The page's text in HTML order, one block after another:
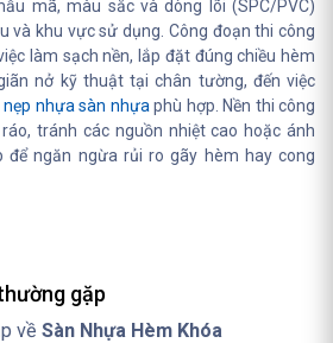
mã, màu sắc và dòng lõi (SPC/PVC)
và khu vực sử dụng. Công đoạn thi công
làm sạch nền, lắp đặt đúng chiều hèm
nở kỹ thuật tại chân tường, đến việc
nẹp nhựa sàn nhựa phù hợp. Nền thi công
tránh các nguồn nhiệt cao hoặc ánh
để ngăn ngừa rủi ro gãy hèm hay cong
gặp
về Sàn Nhựa Hèm Khóa